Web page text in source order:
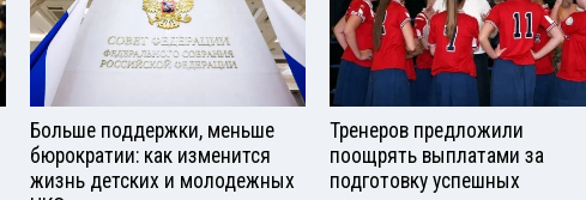
Больше поддержки, меньше
бюрократии: как изменится
жизнь детских и молодежных
Тренеров предложили
поощрять выплатами за
подготовку успешных